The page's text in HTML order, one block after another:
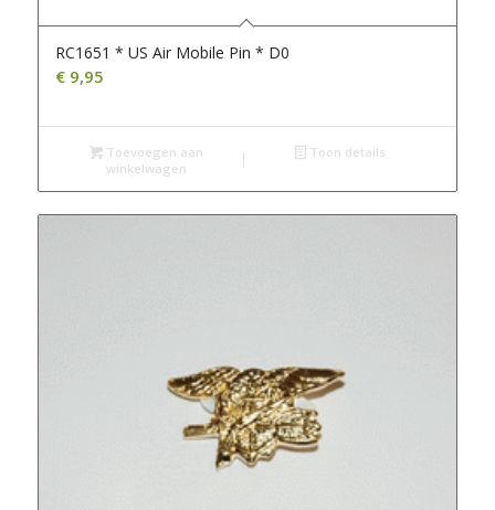
RC1651 * US Air Mobile Pin * D0
€9,95
Toevoegen aan
winkelwagen
Toon details